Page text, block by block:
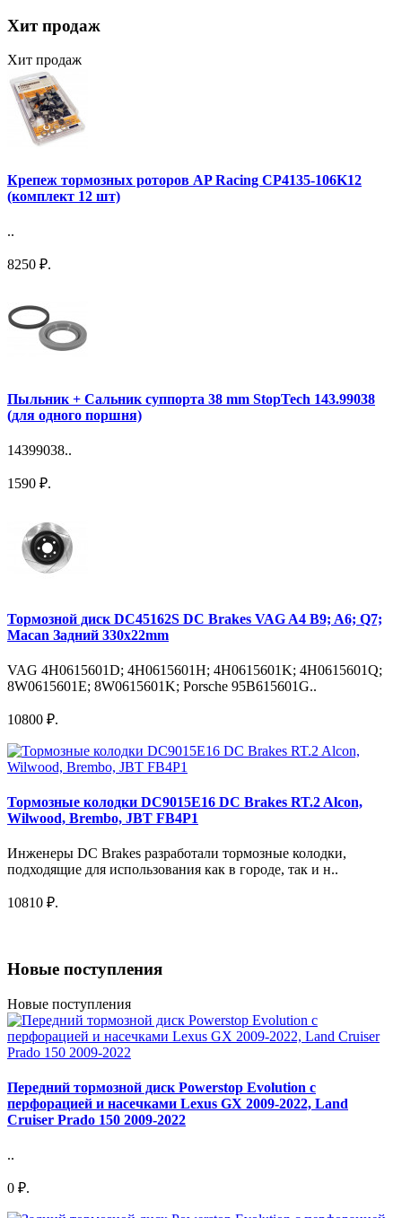
Хит продаж
Хит продаж
Крепеж тормозных роторов AP Racing CP4135-106K12
(комплект 12 шт)
..
8250 ₽.
Пыльник + Сальник суппорта 38 mm StopTech 143.99038
(для одного поршня)
14399038..
1590 ₽.
Тормозной диск DC45162S DC Brakes VAG A4 B9; A6; Q7;
Macan Задний 330x22mm
VAG 4H0615601D; 4H0615601H; 4H0615601K; 4H0615601Q;
8W0615601E; 8W0615601K; Porsche 95B615601G..
10800 ₽.
Тормозные колодки DC9015E16 DC Brakes RT.2 Alcon,
Wilwood, Brembo, JBT FB4P1
Инженеры DC Brakes разработали тормозные колодки,
подходящие для использования как в городе, так и н..
10810 ₽.
Новые поступления
Новые поступления
Передний тормозной диск Powerstop Evolution с
перфорацией и насечками Lexus GX 2009-2022, Land
Cruiser Prado 150 2009-2022
..
0 ₽.